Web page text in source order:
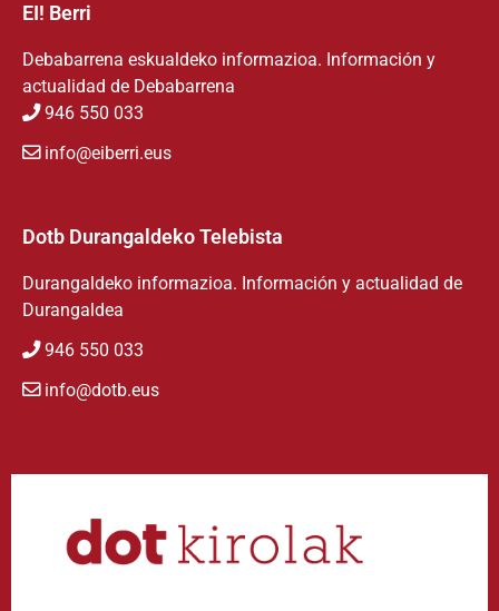
EI! Berri
Debabarrena eskualdeko informazioa. Información y
actualidad de Debabarrena
946 550 033
info@eiberri.eus
Dotb Durangaldeko Telebista
Durangaldeko informazioa. Información y actualidad de
Durangaldea
946 550 033
info@dotb.eus